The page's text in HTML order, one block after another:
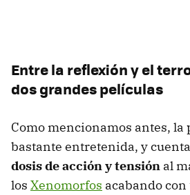
Entre la reflexión y el
dos grandes películas
Como mencionamos antes, la
bastante entretenida, y
dosis de acción y tensión al
los Xenomorfos acabando